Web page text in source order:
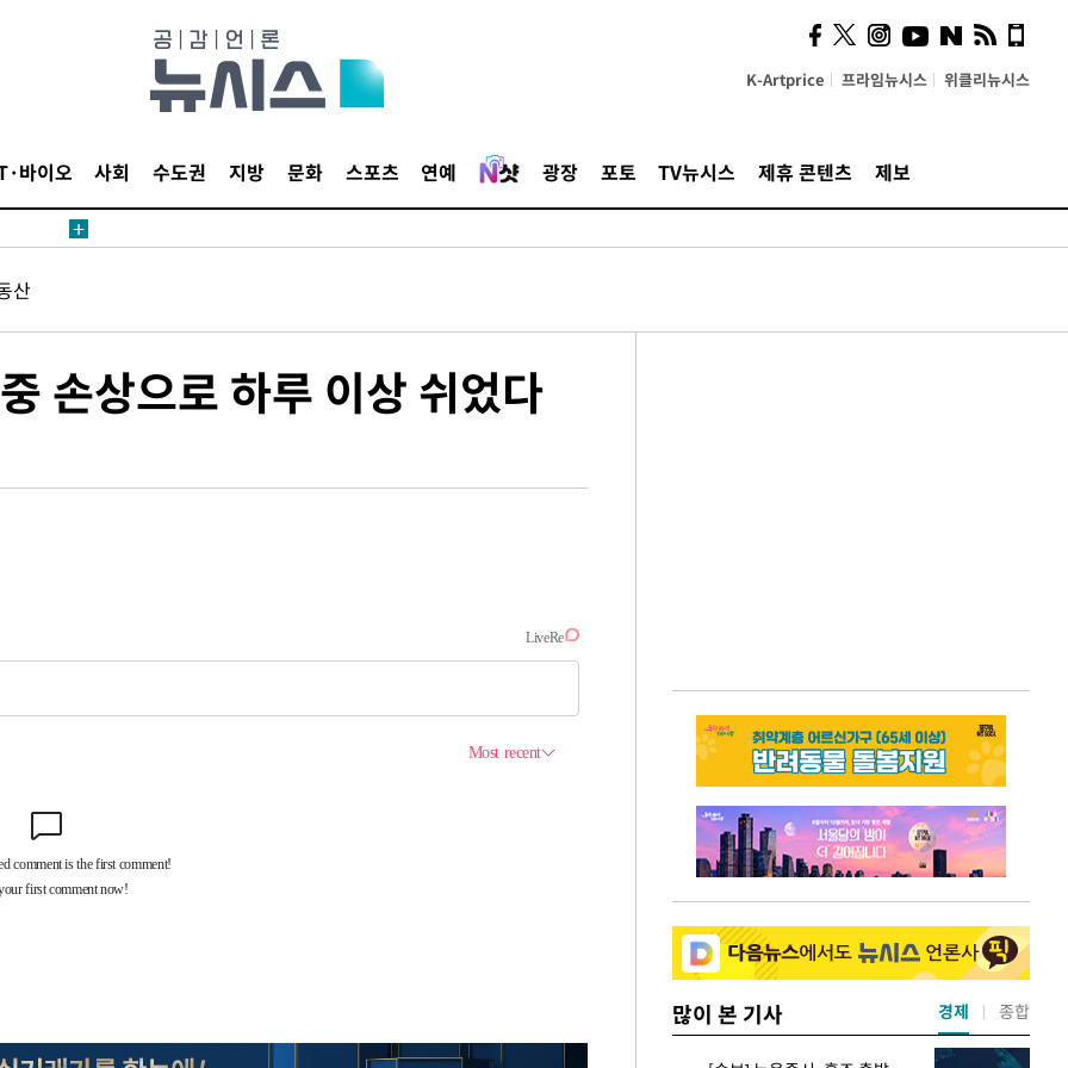
K-Artprice 프라임뉴시스 위클리뉴시스
바이오 사회 수도권 지방 문화 스포츠 연예 광장 포토 TV뉴시스 제휴 콘텐츠 제보
후
산
손상으로 하루 이상 쉬었다
많이 본 기사 경제 종합